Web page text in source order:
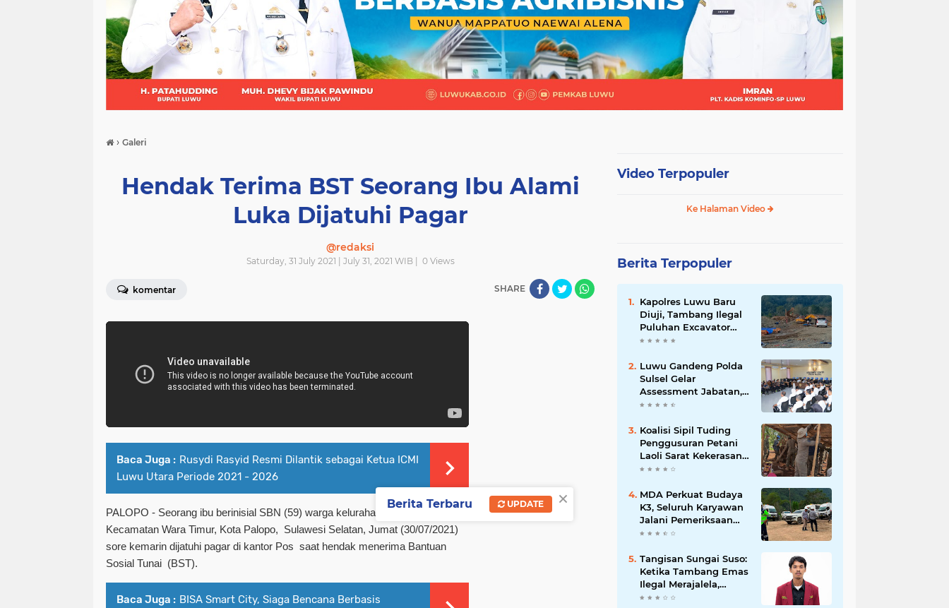
(21) (9) (7)
› Galeri
Hendak Terima BST Seorang Ibu Alami
Luka Dijatuhi Pagar
@redaksi
Saturday, 31 July 2021 | July 31, 2021 WIB | 0Views
komentar SHARE
Baca Juga : Rusydi Rasyid Resmi Dilantik sebagai Ketua ICMI
Luwu Utara Periode 2021 - 2026
PALOPO - Seorang ibu berinisial SBN (59) warga kelurahan Salekoe,
Kecamatan Wara Timur, Kota Palopo, Sulawesi Selatan, Jumat (30/07/2021)
sore kemarin dijatuhi pagar di kantor Pos saat hendak menerima Bantuan
Sosial Tunai (BST).
Baca Juga : BISA Smart City, Siaga Bencana Berbasis
Video Terpopuler
Ke Halaman Video
Berita Terpopuler
Kapolres Luwu Baru
Diuji, Tambang Ilegal
Puluhan Excavator
Masih Bebas
Luwu Gandeng Polda
Sulsel Gelar
Assessment Jabatan,
Perkuat Penempatan
Kompetensi
Koalisi Sipil Tuding
Penggusuran Petani
Laoli Sarat Kekerasan,
Desak Hentikan PSN
MDA Perkuat Budaya
K3, Seluruh Karyawan
Jalani Pemeriksaan
Sebelum Bekerja
Tangisan Sungai Suso:
Ketika Tambang Emas
Ilegal Merajalela,
Negara Seolah
×
Berita Terbaru UPDATE